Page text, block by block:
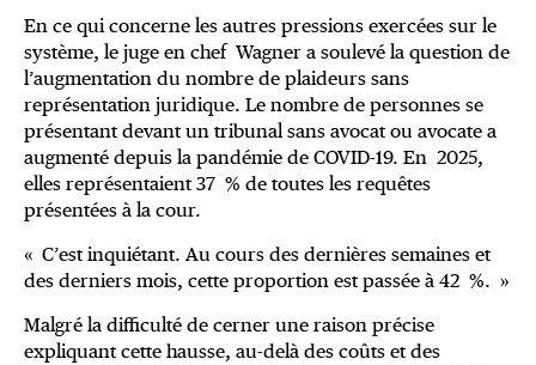
En ce qui concerne les autres pressions exercées sur le
système, le juge en chef Wagner a soulevé la question de
l’augmentation du nombre de plaideurs sans
représentation juridique. Le nombre de personnes se
présentant devant un tribunal sans avocat ou avocate a
augmenté depuis la pandémie de COVID-19. En 2025,
elles représentaient 37 % de toutes les requêtes
présentées à la cour.
« C’est inquiétant. Au cours des dernières semaines et
des derniers mois, cette proportion est passée à 42 %. »
Malgré la difficulté de cerner une raison précise
expliquant cette hausse, au-delà des coûts et des